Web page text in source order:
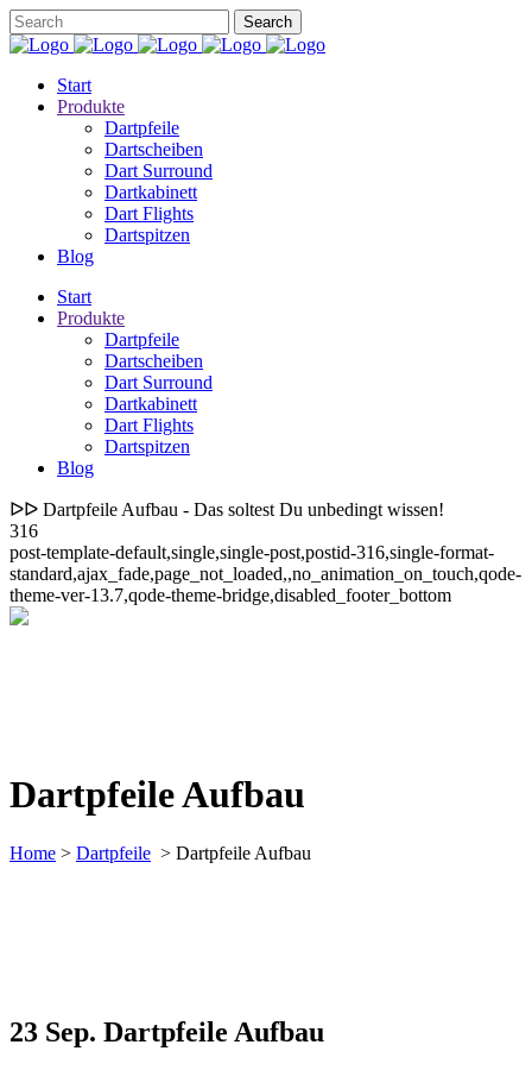
Start
Produkte
Dartpfeile
Dartscheiben
Dart Surround
Dartkabinett
Dart Flights
Dartspitzen
Blog
Start
Produkte
Dartpfeile
Dartscheiben
Dart Surround
Dartkabinett
Dart Flights
Dartspitzen
Blog
ᐅᐅ Dartpfeile Aufbau - Das soltest Du unbedingt wissen!
316
post-template-default,single,single-post,postid-316,single-format-
standard,ajax_fade,page_not_loaded,,no_animation_on_touch,qode-
theme-ver-13.7,qode-theme-bridge,disabled_footer_bottom
Dartpfeile Aufbau
Home > Dartpfeile > Dartpfeile Aufbau
23 Sep. Dartpfeile Aufbau